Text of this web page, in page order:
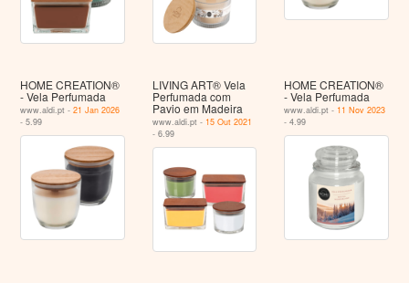
HOME CREATION®
- Vela Perfumada
www.aldi.pt -21 Jan 2026
- 5.99
LIVING ART® Vela
Perfumada com
Pavio em Madeira
www.aldi.pt - 15 Out 2021
- 6.99
HOME CREATION®
- Vela Perfumada
www.aldi.pt - 11 Nov 2023
- 4.99